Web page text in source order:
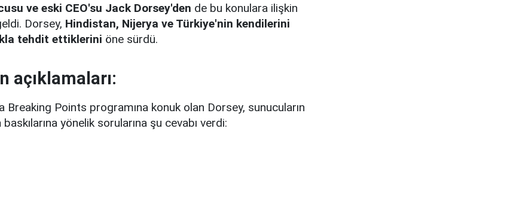
ve eski CEO'su Jack Dorsey'den de bu konulara ilişkin
Dorsey, Hindistan, Nijerya ve Türkiye'nin kendilerini
tehdit ettiklerini öne sürdü.
açıklamaları:
Breaking Points programına konuk olan Dorsey, sunucuların
yönelik sorularına şu cevabı verdi: